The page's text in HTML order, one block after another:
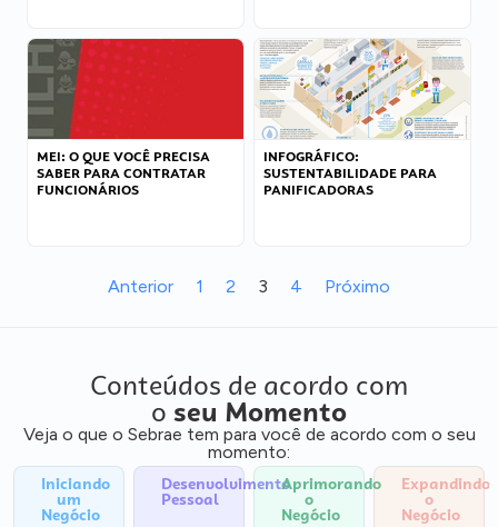
MEI: O QUE VOCÊ PRECISA
SABER PARA CONTRATAR
FUNCIONÁRIOS
INFOGRÁFICO:
SUSTENTABILIDADE PARA
PANIFICADORAS
Anterior 1 2 3 4 Próximo
Conteúdos de acordo com
o seu Momento
Veja o que o Sebrae tem para você de acordo com o seu
momento:
Iniciando
um
Negócio
Desenvolvimento
Pessoal
Aprimorando
o
Negócio
Expandindo
o
Negócio